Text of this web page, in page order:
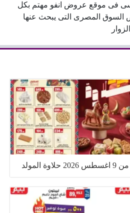
فى موقع عروض انفو مهتم بكل
المصرى التى يبحث عنها